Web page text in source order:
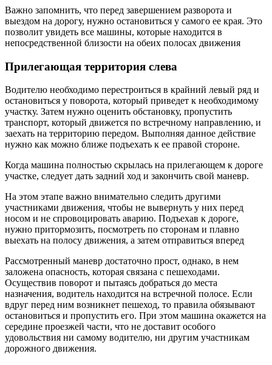
Важно запомнить, что перед завершением разворота и
выездом на дорогу, нужно остановиться у самого ее края. Это
позволит увидеть все машины, которые находится в
непосредственной близости на обеих полосах движения
Прилегающая территория слева
Водителю необходимо перестроиться в крайний левый ряд и
остановиться у поворота, который приведет к необходимому
участку. Затем нужно оценить обстановку, пропустить
транспорт, который движется по встречному направлению, и
заехать на территорию передом. Выполняя данное действие
нужно как можно ближе подъехать к ее правой стороне.
Когда машина полностью скрылась на прилегающем к дороге
участке, следует дать задний ход и закончить свой маневр.
На этом этапе важно внимательно следить другими
участниками движения, чтобы не вывернуть у них перед
носом и не спровоцировать аварию. Подъехав к дороге,
нужно притормозить, посмотреть по сторонам и плавно
выехать на полосу движения, а затем отправиться вперед
Рассмотренный маневр достаточно прост, однако, в нем
заложена опасность, которая связана с пешеходами.
Осуществив поворот и пытаясь добраться до места
назначения, водитель находится на встречной полосе. Если
вдруг перед ним возникнет пешеход, то правила обязывают
остановиться и пропустить его. При этом машина окажется на
середине проезжей части, что не доставит особого
удовольствия ни самому водителю, ни другим участникам
дорожного движения.